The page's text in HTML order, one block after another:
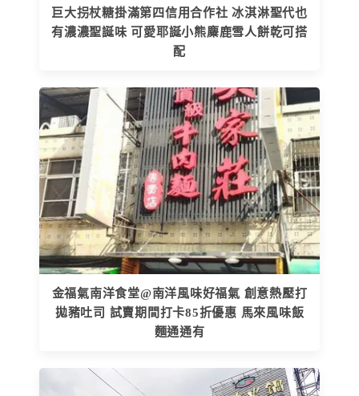
巨大拐杖糖掛滿第四信用合作社 冰淇淋聖代也
有濃濃聖誕味 可愛耶誕小熊麋鹿雪人餅乾可搭
配
金福氣南洋食堂@南洋風味好福氣 創意熱壓打
拋豬吐司 試賣期間打卡85折優惠 馬來風味飯
麵通通有